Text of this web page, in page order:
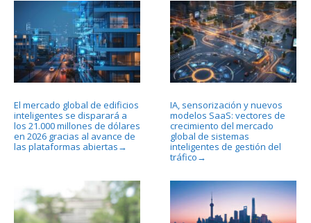
El mercado global de edificios
inteligentes se disparará a
los 21.000 millones de dólares
en 2026 gracias al avance de
las plataformas abiertas →
IA, sensorización y nuevos
modelos SaaS: vectores de
crecimiento del mercado
global de sistemas
inteligentes de gestión del
tráfico →